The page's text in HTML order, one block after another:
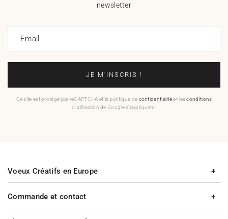
newsletter
Email
JE M'INSCRIS !
Ce site est protégé par reCAPTCHA et la politique de confidentialitéet lesconditions
d'utilisation de Google s'appliquent.
Commande et contact
Voeux Créatifs en Europe